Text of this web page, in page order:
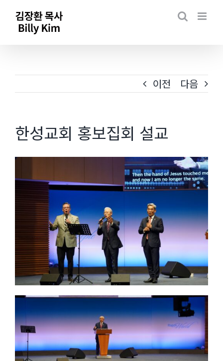
Skip
이전 다음
한성교회 홍보집회 설교